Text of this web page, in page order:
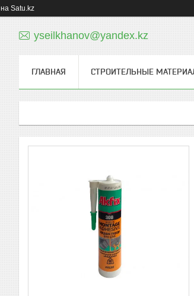
на Satu.kz
yseilkhanov@yandex.kz
ГЛАВНАЯ СТРОИТЕЛЬНЫЕ